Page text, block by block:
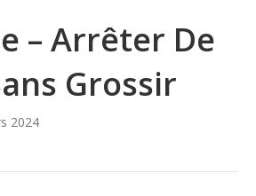
– Arrêter De
Grossir
2024